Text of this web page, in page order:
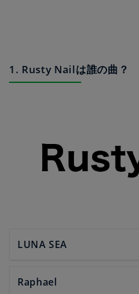
1. Rusty Nailは誰の曲？
LUNA SEA
Raphael